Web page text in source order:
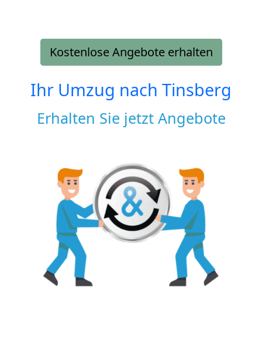
Kostenlose Angebote erhalten
Ihr Umzug nach Tinsberg
Erhalten Sie jetzt Angebote